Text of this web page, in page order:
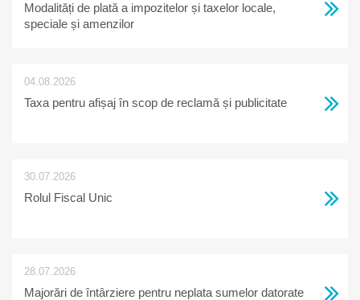
Modalități de plată a impozitelor și taxelor locale,
speciale și amenzilor
04.08.2026
Taxa pentru afișaj în scop de reclamă și publicitate
30.07.2026
Rolul Fiscal Unic
28.07.2026
Majorări de întârziere pentru neplata sumelor datorate